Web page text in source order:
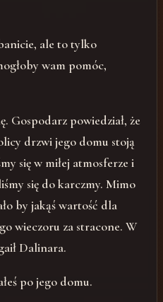
ale to tylko
wam pomóc,
Gospodarz powiedział, że
drzwi jego domu stoją
się w miłej atmosferze i
się do karczmy. Mimo
by jakąś wartość dla
wieczoru za stracone. W
Dalinara.
po jego domu.